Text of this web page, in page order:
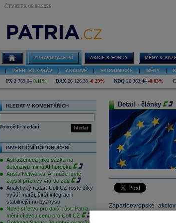
ČTVRTEK 06.08.2026
ZPRAVODAJSTVÍ AKCIE & FONDY MĚNY &
PŘEHLED ZPRÁV AKCIOVÉ EKONOMICKÉ MĚNY
PX 2 769,04 0,11% DAX 26 126,30 -0,29% NDQ 26 363,44 -0,83%
HLEDAT V KOMENTÁŘÍCH
hledat
Pokročilé hledání
INVESTIČNÍ DOPORUČENÍ
AstraZeneca jako sázka na
defenzivu mimo AI horečku
Arista Networks: AI může firmě
zajistit příznivý vítr do zad
Analytický radar: Colt CZ roste díky
vyšší marži, širší integraci i
stabilnějšímu byznysu
Nové střelivo pro další růst. Patria
mění cílovou cenu pro Colt CZ
Detail - články
Západoevropské